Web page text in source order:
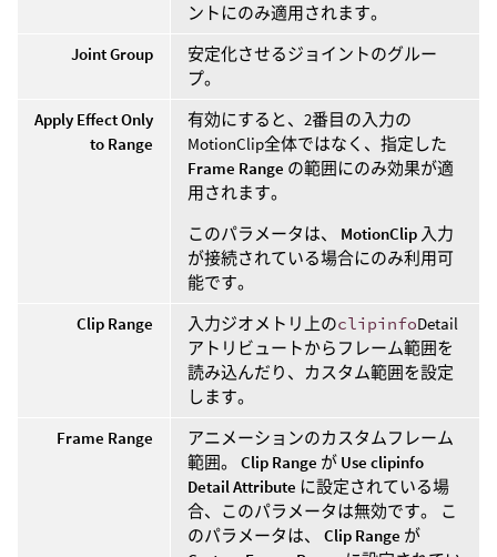
ントにのみ適用されます。
Joint Group
安定化させるジョイントのグルー
プ。
Apply Effect Only
to Range
有効にすると、2番目の入力の
MotionClip全体ではなく、指定した
Frame Range の範囲にのみ効果が適
用されます。
このパラメータは、 MotionClip 入力
が接続されている場合にのみ利用可
能です。
Clip Range
入力ジオメトリ上のclipinfoDetail
アトリビュートからフレーム範囲を
読み込んだり、カスタム範囲を設定
します。
Frame Range
アニメーションのカスタムフレーム
範囲。 Clip Range が Use clipinfo
Detail Attribute に設定されている場
合、このパラメータは無効です。 こ
のパラメータは、 Clip Range が